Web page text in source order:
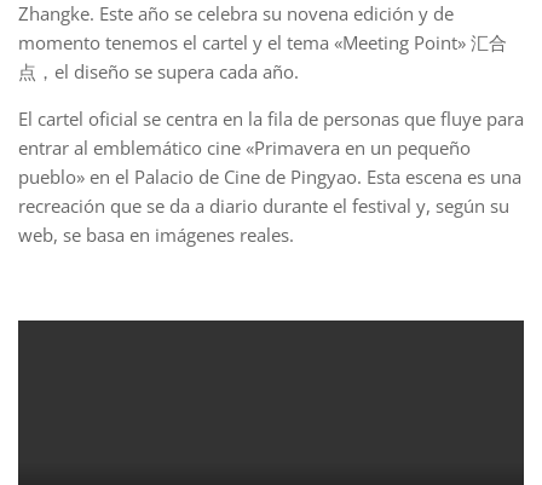
Zhangke. Este año se celebra su novena edición y de
momento tenemos el cartel y el tema «Meeting Point» 汇合
点，el diseño se supera cada año.
El cartel oficial se centra en la fila de personas que fluye para
entrar al emblemático cine «Primavera en un pequeño
pueblo» en el Palacio de Cine de Pingyao. Esta escena es una
recreación que se da a diario durante el festival y, según su
web, se basa en imágenes reales.